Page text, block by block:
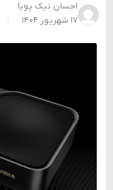
احسان نیک پویا
۱۷ شهریور ۱۴۰۴